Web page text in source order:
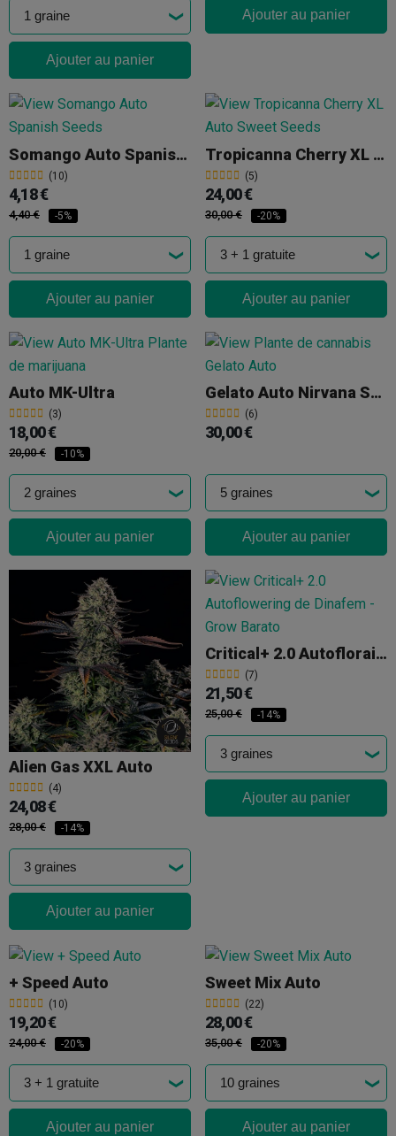
Ajouter au panier
Ajouter au panier
Somango Auto Spanish Seeds
(10)
4,18 €
4,40 € -5%
Ajouter au panier
Tropicanna Cherry XL Auto Sweet Seeds
(5)
24,00 €
30,00 € -20%
Ajouter au panier
Auto MK-Ultra
(3)
18,00 €
20,00 € -10%
Ajouter au panier
Gelato Auto Nirvana Seeds Auto
(6)
30,00 €
Ajouter au panier
Alien Gas XXL Auto
(4)
24,08 €
28,00 € -14%
Ajouter au panier
Critical+ 2.0 Autofloraison
(7)
21,50 €
25,00 € -14%
Ajouter au panier
+ Speed Auto
(10)
19,20 €
24,00 € -20%
Ajouter au panier
Sweet Mix Auto
(22)
28,00 €
35,00 € -20%
Ajouter au panier